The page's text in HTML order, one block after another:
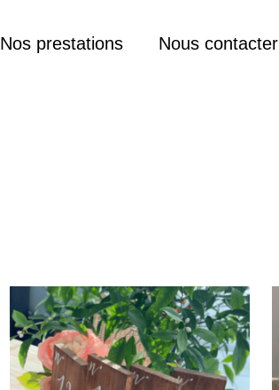
Nos prestations Nous contacter